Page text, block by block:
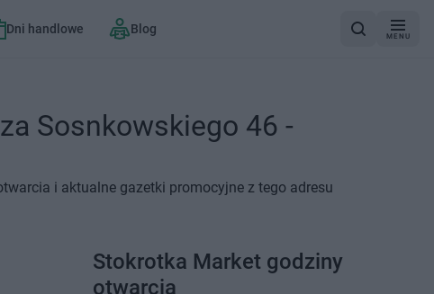
Dni handlowe Blog
MENU
Sosnkowskiego 46 -
i aktualne gazetki promocyjne z tego adresu
Stokrotka Market godziny
otwarcia